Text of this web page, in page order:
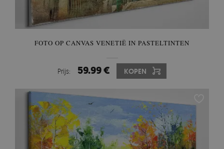
FOTO OP CANVAS VENETIË IN PASTELTINTEN
Prijs: 59.99 € KOPEN